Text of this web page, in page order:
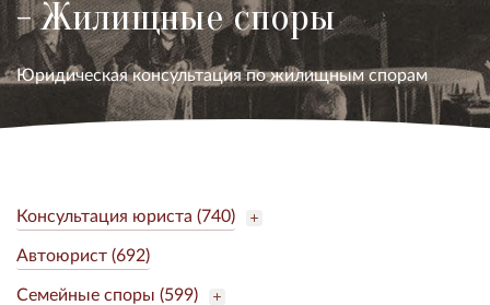
- Жилищные споры
Юридическая консультация по жилищным спорам
Консультация юриста (740)
Автоюрист (692)
Семейные споры (599)